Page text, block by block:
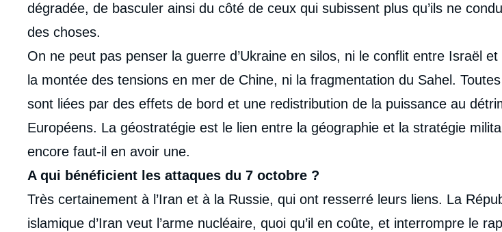
dégradée, de basculer ainsi du côté de ceux qui subissent plus qu’ils ne
des choses.
On ne peut pas penser la guerre d’Ukraine en silos, ni le conflit entre Israël
la montée des tensions en mer de Chine, ni la fragmentation du Sahel.
sont liées par des effets de bord et une redistribution de la puissance au
Européens. La géostratégie est le lien entre la géographie et la stratégie
encore faut-il en avoir une.
A qui bénéficient les attaques du 7 octobre ?
Très certainement à l’Iran et à la Russie, qui ont resserré leurs liens. La
islamique d’Iran veut l’arme nucléaire, quoi qu’il en coûte, et interrompre le